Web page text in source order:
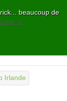
beaucoup de
→
Irlande